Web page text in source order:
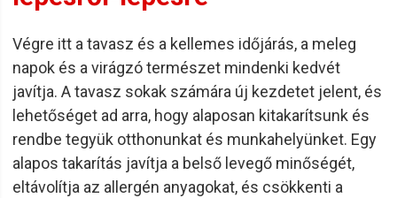
Végre itt a tavasz és a kellemes időjárás, a meleg
napok és a virágzó természet mindenki kedvét
javítja. A tavasz sokak számára új kezdetet jelent, és
lehetőséget ad arra, hogy alaposan kitakarítsunk és
rendbe tegyük otthonunkat és munkahelyünket. Egy
alapos takarítás javítja a belső levegő minőségét,
eltávolítja az allergén anyagokat, és csökkenti a